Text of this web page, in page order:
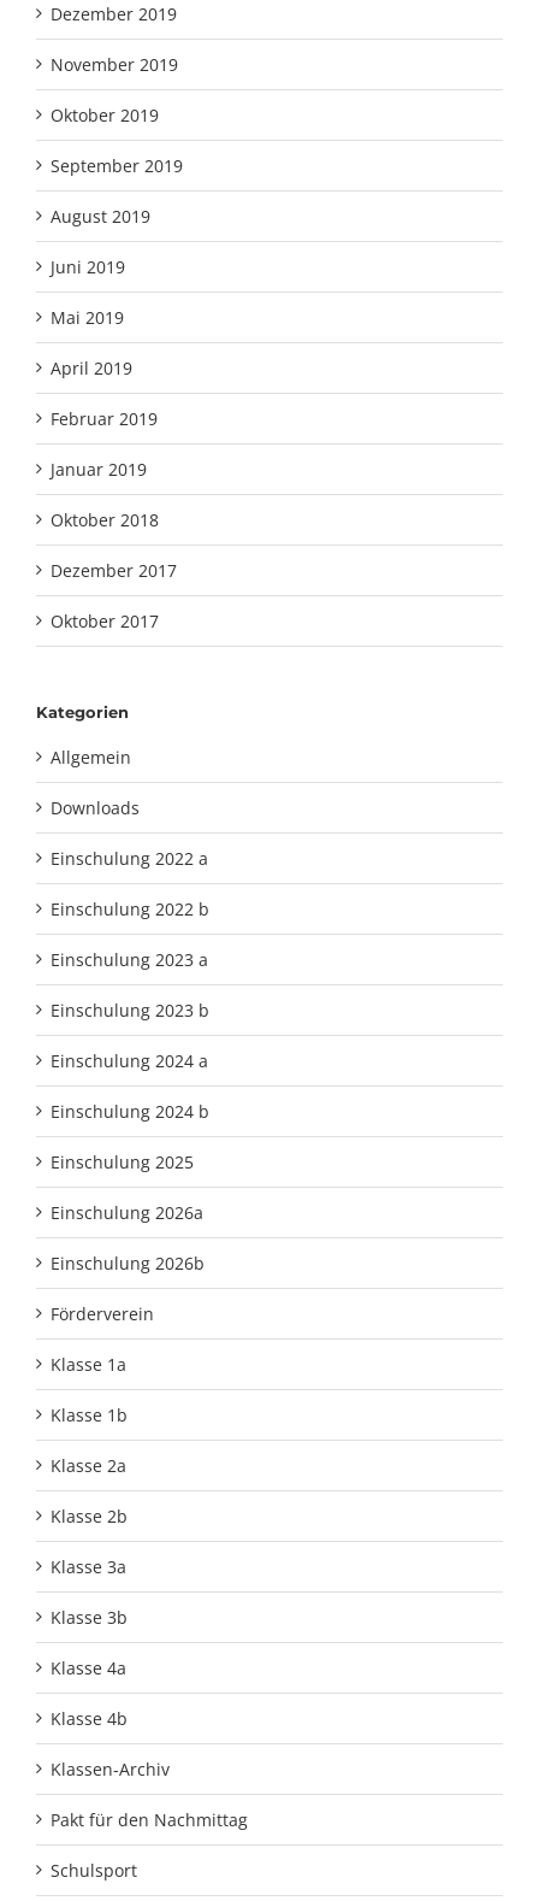
Dezember 2019
November 2019
Oktober 2019
September 2019
August 2019
Juni 2019
Mai 2019
April 2019
Februar 2019
Januar 2019
Oktober 2018
Dezember 2017
Oktober 2017
Kategorien
Allgemein
Downloads
Einschulung 2022 a
Einschulung 2022 b
Einschulung 2023 a
Einschulung 2023 b
Einschulung 2024 a
Einschulung 2024 b
Einschulung 2025
Einschulung 2026a
Einschulung 2026b
Förderverein
Klasse 1a
Klasse 1b
Klasse 2a
Klasse 2b
Klasse 3a
Klasse 3b
Klasse 4a
Klasse 4b
Klassen-Archiv
Pakt für den Nachmittag
Schulsport